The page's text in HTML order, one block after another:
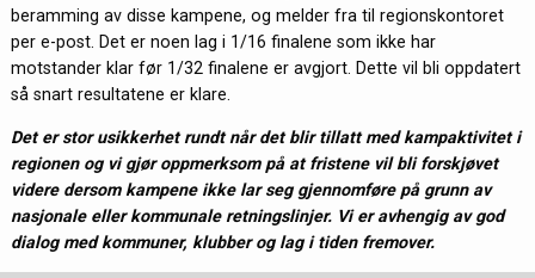
beramming av disse kampene, og melder fra til regionskontoret
per e-post. Det er noen lag i 1/16 finalene som ikke har
motstander klar før 1/32 finalene er avgjort. Dette vil bli oppdatert
så snart resultatene er klare.
Det er stor usikkerhet rundt når det blir tillatt med kampaktivitet i
regionen og vi gjør oppmerksom på at fristene vil bli forskjøvet
videre dersom kampene ikke lar seg gjennomføre på grunn av
nasjonale eller kommunale retningslinjer. Vi er avhengig av god
dialog med kommuner, klubber og lag i tiden fremover.